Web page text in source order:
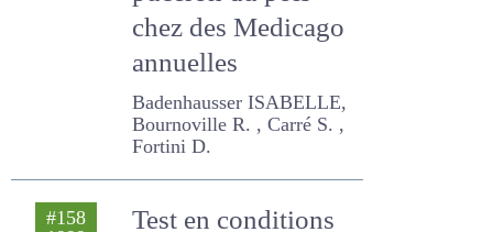
puceron du pois
chez des Medicago
annuelles
Badenhausser ISABELLE,
Bournoville R. , Carré S. ,
Fortini D.